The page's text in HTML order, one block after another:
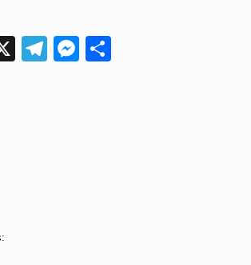
X Telegram
Messenger
Compartir